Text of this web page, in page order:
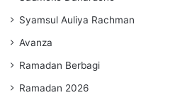
Syamsul Auliya Rachman
Avanza
Ramadan Berbagi
Ramadan 2026